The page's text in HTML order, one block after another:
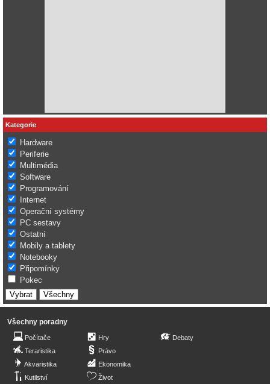
Kategorie
Hardware
Periferie
Multimédia
Software
Programování
Internet
Operační systémy
PC sestavy
Ostatní
Mobily a tablety
Notebooky
Připomínky
Pokec
Všechny poradny
Počítače
Teraristika
Akvaristika
Kutilství
Hry
Právo
Ekonomika
Život
Debaty